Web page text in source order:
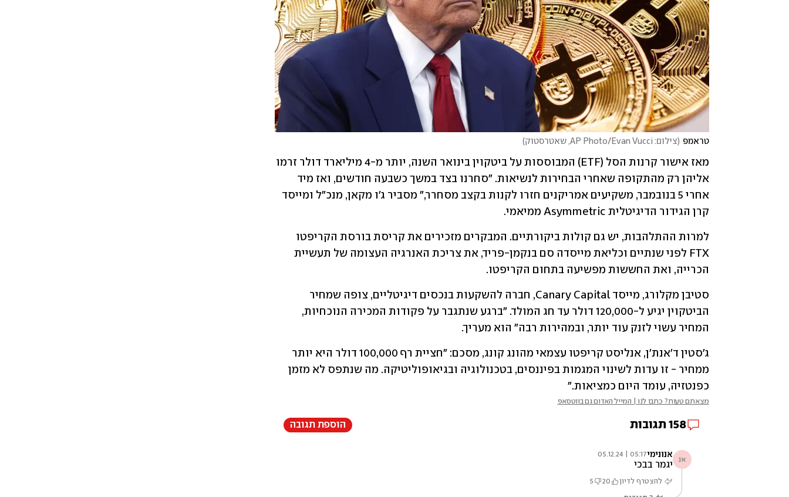
טראמפ (צילום: AP Photo/Evan Vucci, שאטרסטוק )
קרן הגידור הדיגיטלית Asymmetric ממיאמי.
הכרייה, ואת החששות מפשיעה בתחום הקריפטו.
המחיר עשוי לזנק עוד יותר, ובמהירות רבה" הוא מעריך.
כפנטזיה, עומד היום כמציאות."
מצאתם טעות? כתבו לנו | המייל האדום גם בווטסאפ
158 תגובות הוספת תגובה
אנ אנונימי05:17 | 05.12.24
יגמר בבכי
להצטרף לדיון 20
5